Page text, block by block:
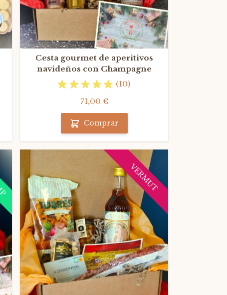
Cesta gourmet de aperitivos
navideños con Champagne
(10)
71,00 €
Comprar
VERMUT